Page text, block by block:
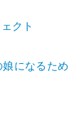
クト
娘になるため